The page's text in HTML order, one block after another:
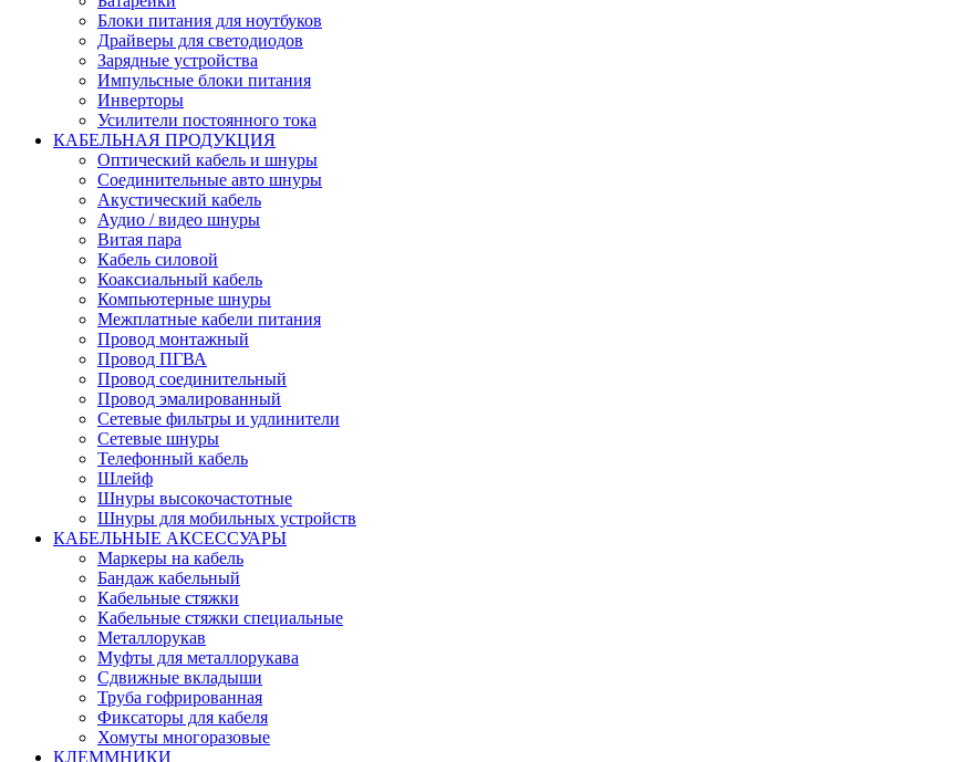
Блоки питания для ноутбуков
Драйверы для светодиодов
Зарядные устройства
Импульсные блоки питания
Инверторы
Усилители постоянного тока
КАБЕЛЬНАЯ ПРОДУКЦИЯ
Оптический кабель и шнуры
Соединительные авто шнуры
Акустический кабель
Аудио / видео шнуры
Витая пара
Кабель силовой
Коаксиальный кабель
Компьютерные шнуры
Межплатные кабели питания
Провод монтажный
Провод ПГВА
Провод соединительный
Провод эмалированный
Сетевые фильтры и удлинители
Сетевые шнуры
Телефонный кабель
Шлейф
Шнуры высокочастотные
Шнуры для мобильных устройств
КАБЕЛЬНЫЕ АКСЕССУАРЫ
Маркеры на кабель
Бандаж кабельный
Кабельные стяжки
Кабельные стяжки специальные
Металлорукав
Муфты для металлорукава
Сдвижные вкладыши
Труба гофрированная
Фиксаторы для кабеля
Хомуты многоразовые
КЛЕММНИКИ